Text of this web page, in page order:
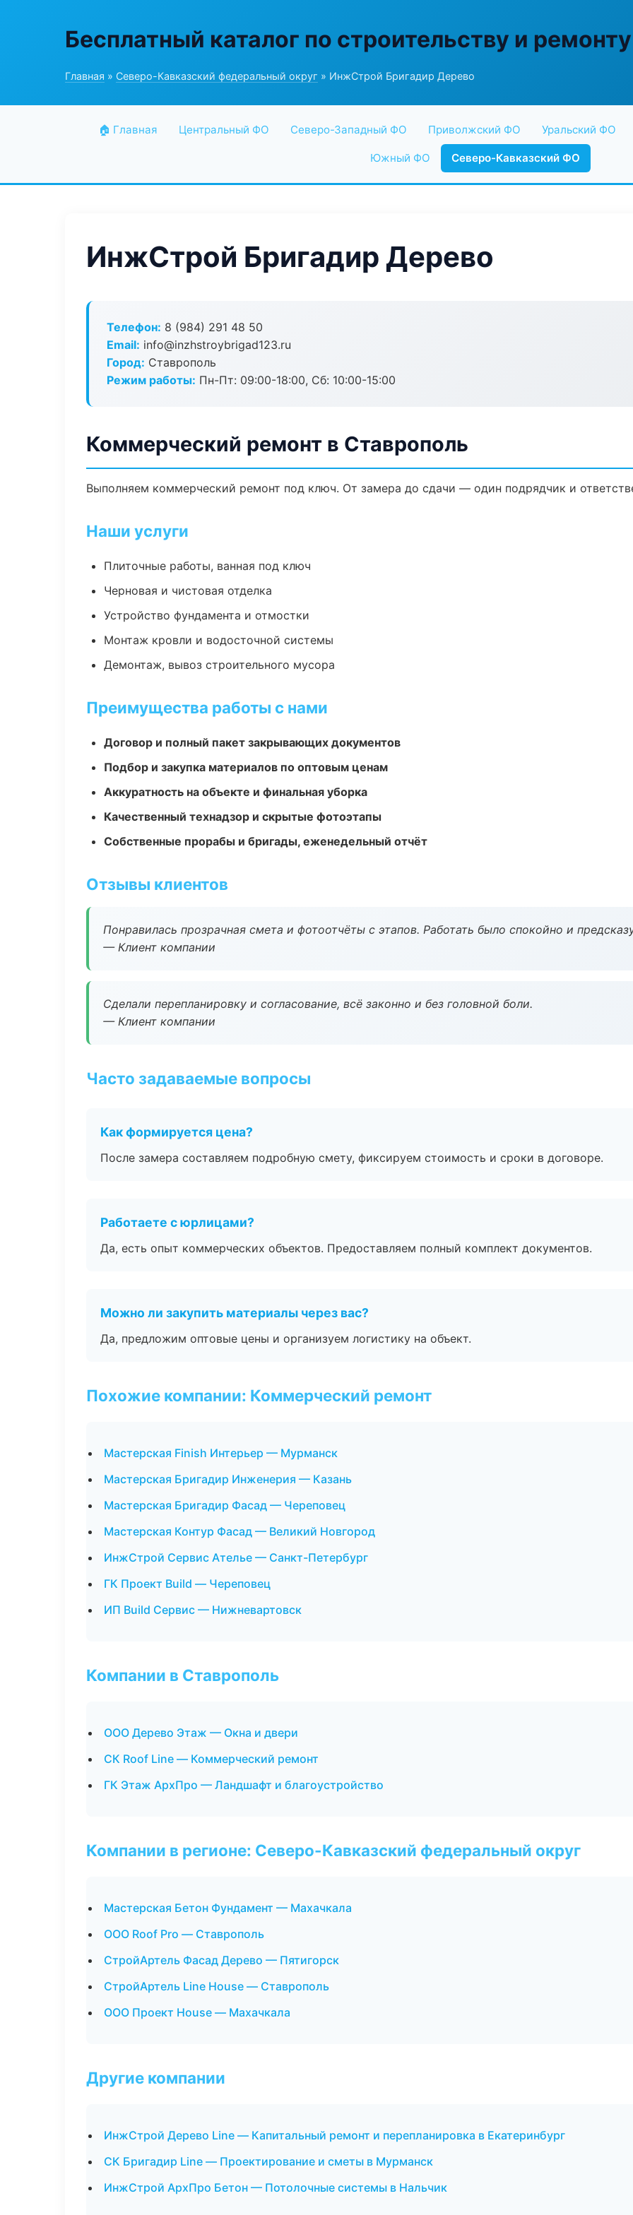
Бесплатный каталог по строительству и ремонту
Главная » Северо-Кавказский федеральный округ » ИнжСтрой Бригадир Дерево
🏠 Главная Центральный ФО Северо-Западный ФО Приволжский ФО Уральский ФО
Южный ФО Северо-Кавказский ФО
ИнжСтрой Бригадир Дерево
Телефон: 8 (984) 291 48 50
Email: info@inzhstroybrigad123.ru
Город: Ставрополь
Режим работы: Пн-Пт: 09:00-18:00, Сб: 10:00-15:00
Коммерческий ремонт в Ставрополь
Выполняем коммерческий ремонт под ключ. От замера до сдачи — один подрядчик и
Наши услуги
Плиточные работы, ванная под ключ
Черновая и чистовая отделка
Устройство фундамента и отмостки
Монтаж кровли и водосточной системы
Демонтаж, вывоз строительного мусора
Преимущества работы с нами
Договор и полный пакет закрывающих документов
Подбор и закупка материалов по оптовым ценам
Аккуратность на объекте и финальная уборка
Качественный технадзор и скрытые фотоэтапы
Собственные прорабы и бригады, еженедельный отчёт
Отзывы клиентов
Понравилась прозрачная смета и фотоотчёты с этапов. Работать было спокойно и
— Клиент компании
Сделали перепланировку и согласование, всё законно и без головной боли.
— Клиент компании
Часто задаваемые вопросы
Как формируется цена?
После замера составляем подробную смету, фиксируем стоимость и сроки в договоре.
Работаете с юрлицами?
Да, есть опыт коммерческих объектов. Предоставляем полный комплект документов.
Можно ли закупить материалы через вас?
Да, предложим оптовые цены и организуем логистику на объект.
Похожие компании: Коммерческий ремонт
Мастерская Finish Интерьер — Мурманск
Мастерская Бригадир Инженерия — Казань
Мастерская Бригадир Фасад — Череповец
Мастерская Контур Фасад — Великий Новгород
ИнжСтрой Сервис Ателье — Санкт-Петербург
ГК Проект Build — Череповец
ИП Build Сервис — Нижневартовск
Компании в Ставрополь
ООО Дерево Этаж — Окна и двери
СК Roof Line — Коммерческий ремонт
ГК Этаж АрхПро — Ландшафт и благоустройство
Компании в регионе: Северо-Кавказский федеральный округ
Мастерская Бетон Фундамент — Махачкала
ООО Roof Pro — Ставрополь
СтройАртель Фасад Дерево — Пятигорск
СтройАртель Line House — Ставрополь
ООО Проект House — Махачкала
Другие компании
ИнжСтрой Дерево Line — Капитальный ремонт и перепланировка в Екатеринбург
СК Бригадир Line — Проектирование и сметы в Мурманск
ИнжСтрой АрхПро Бетон — Потолочные системы в Нальчик